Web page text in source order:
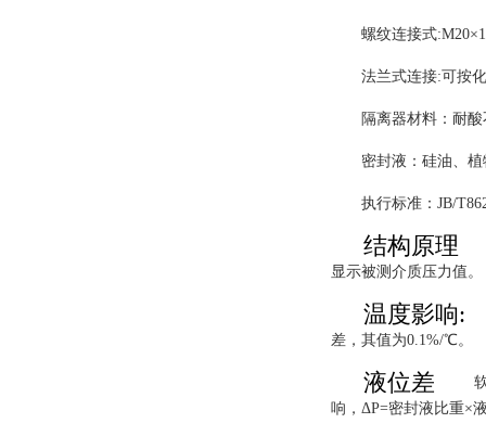
螺纹连接式
法兰式连接:可按
隔离器材料：耐
密封液：硅油、植
执行标准：JB/
结构原理
显示被测介质压力值。
温度影响:
差，其值为0.1%/℃。
液位差
响，ΔP=密封液比重×